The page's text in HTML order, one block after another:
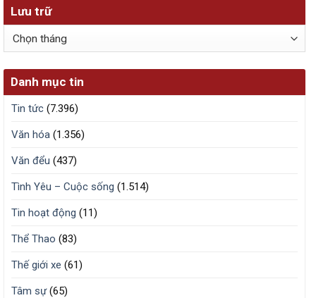
Lưu trữ
Lưu
Danh mục tin
Tin tức (7.396)
Văn hóa (1.356)
Văn đểu (437)
Tình Yêu – Cuộc sống (1.514)
Tin hoạt động (11)
Thể Thao (83)
Thế giới xe (61)
Tâm sự(65)